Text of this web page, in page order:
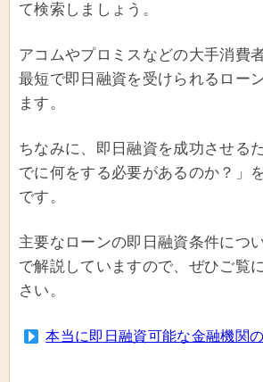
て検索しましょう。
アコムやプロミスなどの大手消費
最短で即日融資を受けられるロー
ます。
ちなみに、即日融資を成功させる
でに何をする必要があるのか？」
です。
主要なローンの即日融資条件につ
で解説していますので、ぜひご覧
さい。
本当に即日融資可能な金融機関